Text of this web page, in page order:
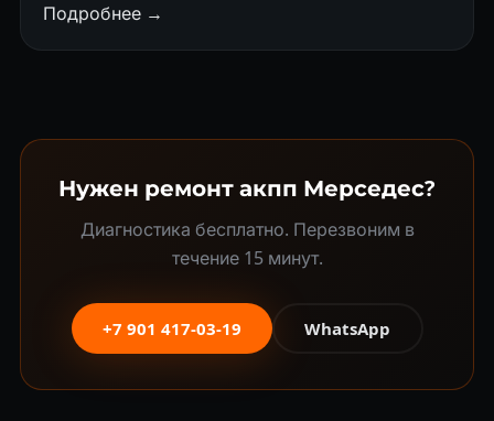
Подробнее →
Нужен ремонт акпп Мерседес?
Диагностика бесплатно. Перезвоним в
течение 15 минут.
+7 901 417-03-19 WhatsApp